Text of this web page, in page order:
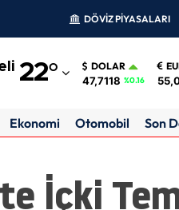
DÖVİZ PİYASALARI
22° DOLAR
47,7118 %0.16
Ekonomi Otomobil Son
İçki